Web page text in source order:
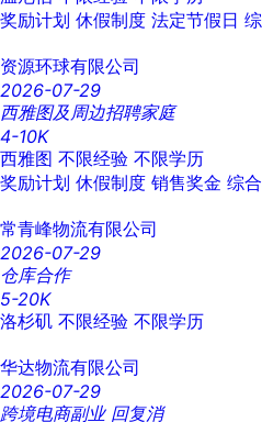
奖励计划 休假制度 法定节假日
资源环球有限公司
2026-07-29
西雅图及周边招聘家庭
4-10K
西雅图 不限经验 不限学历
奖励计划 休假制度 销售奖金 综
常青峰物流有限公司
2026-07-29
仓库合作
5-20K
洛杉矶 不限经验 不限学历
华达物流有限公司
2026-07-29
跨境电商副业 回复消